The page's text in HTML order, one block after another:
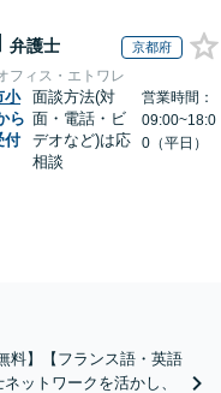
弁護士 京都府
フィス・エトワレ
小
ら
付
面談方法(対
面・電話・ビ
デオなど)は応
相談
営業時間：
09:00~18:0
0（平日）
料】【フランス語・英語
ットワークを活かし、